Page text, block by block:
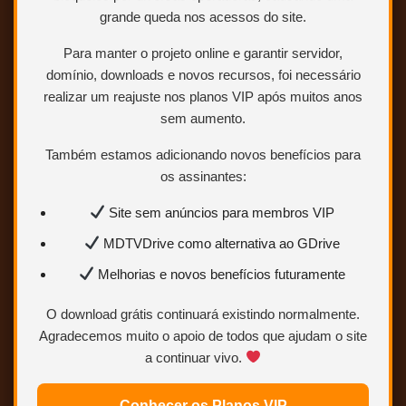
grande queda nos acessos do site.
Para manter o projeto online e garantir servidor,
domínio, downloads e novos recursos, foi necessário
realizar um reajuste nos planos VIP após muitos anos
sem aumento.
Também estamos adicionando novos benefícios para
os assinantes:
Site sem anúncios para membros VIP
MDTVDrive como alternativa ao GDrive
Melhorias e novos benefícios futuramente
O download grátis continuará existindo normalmente.
Agradecemos muito o apoio de todos que ajudam o site
a continuar vivo.